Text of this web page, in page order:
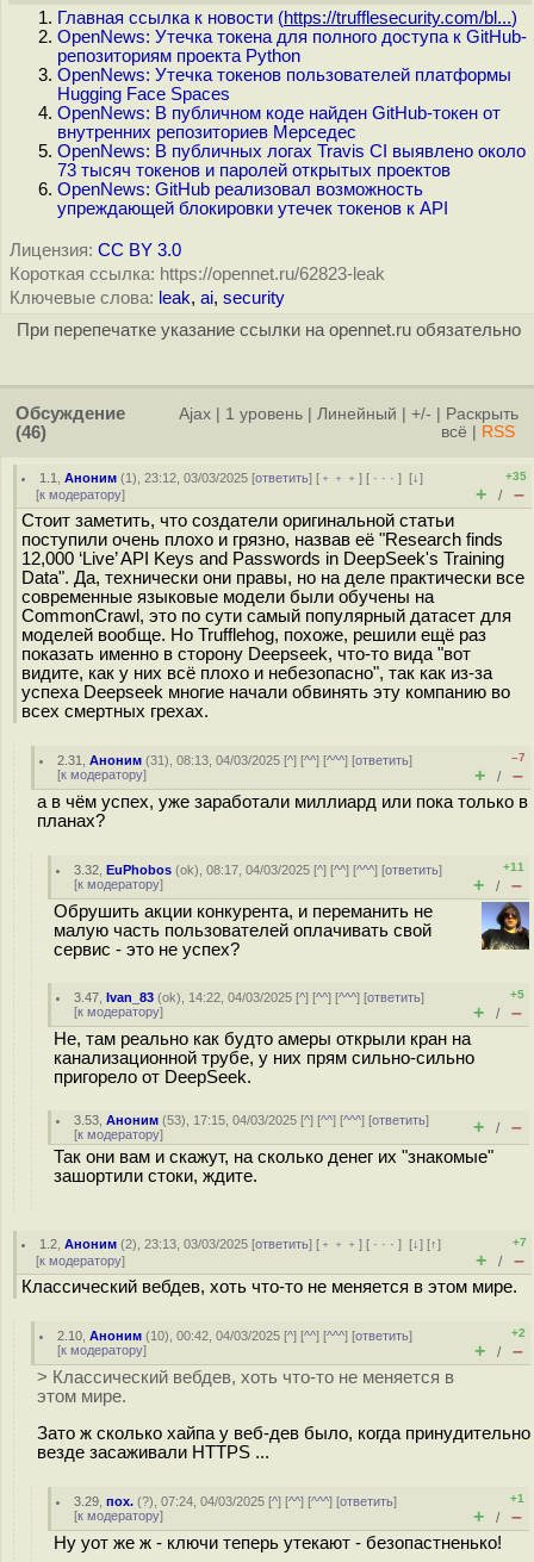
Главная ссылка к новости (https://trufflesecurity.com/bl...)
OpenNews: Утечка токена для полного доступа к GitHub-
репозиториям проекта Python
OpenNews: Утечка токенов пользователей платформы
Hugging Face Spaces
OpenNews: В публичном коде найден GitHub-токен от
внутренних репозиториев Мерседес
OpenNews: В публичных логах Travis CI выявлено около
73 тысяч токенов и паролей открытых проектов
OpenNews: GitHub реализовал возможность
упреждающей блокировки утечек токенов к API
Лицензия: CC BY 3.0
Короткая ссылка: https://opennet.ru/62823-leak
Ключевые слова: leak, ai, security
При перепечатке указание ссылки на opennet.ru обязательно
Обсуждение
(46)
Ajax 1 уровень Линейный +/-
Раскрыть
всё
RSS
1.1 ,Аноним (1), 23:12, 03/03/2025 [ответить] [ ﹢﹢﹢] [ · · ·][↓]
[к модератору]
+35
+ / –
Стоит заметить, что создатели оригинальной статьи
поступили очень плохо и грязно, назвав её "Research finds
12,000 ‘Live’ API Keys and Passwords in DeepSeek's Training
Data". Да, технически они правы, но на деле практически все
современные языковые модели были обучены на
CommonCrawl, это по сути самый популярный датасет для
моделей вообще. Но Trufflehog, похоже, решили ещё раз
показать именно в сторону Deepseek, что-то вида "вот
видите, как у них всё плохо и небезопасно", так как из-за
успеха Deepseek многие начали обвинять эту компанию во
всех смертных грехах.
2.31 ,Аноним (31), 08:13, 04/03/2025 [^] [^^] [^^^] [ответить]
[к модератору]
–7
+ / –
а в чём успех, уже заработали миллиард или пока только в
планах?
3.32 ,EuPhobos (ok), 08:17, 04/03/2025 [^] [^^] [^^^] [ответить]
[к модератору]
+11
+ / –
Обрушить акции конкурента, и переманить не
малую часть пользователей оплачивать свой
сервис - это не успех?
3.47 ,Ivan_83 (ok), 14:22, 04/03/2025 [^] [^^] [^^^] [ответить]
[к модератору]
+5
+ / –
Не, там реально как будто амеры открыли кран на
канализационной трубе, у них прям сильно-сильно
пригорело от DeepSeek.
3.53 ,Аноним (53), 17:15, 04/03/2025 [^] [^^] [^^^] [ответить]
[к модератору] + / –
Так они вам и скажут, на сколько денег их "знакомые"
зашортили стоки, ждите.
1.2 ,Аноним (2), 23:13, 03/03/2025 [ответить] [ ﹢﹢﹢] [ · · ·][↓] [↑]
[к модератору]
+7
+ / –
Классический вебдев, хоть что-то не меняется в этом мире.
2.10 ,Аноним (10), 00:42, 04/03/2025 [^] [^^] [^^^] [ответить]
[к модератору]
+2
+ / –
> Классический вебдев, хоть что-то не меняется в
этом мире.
Зато ж сколько хайпа у веб-дев было, когда принудительно
везде засаживали HTTPS ...
3.29 ,пох. (?), 07:24, 04/03/2025 [^] [^^] [^^^] [ответить]
[к модератору]
+1
+ / –
Ну уот же ж - ключи теперь утекают - безопастненько!